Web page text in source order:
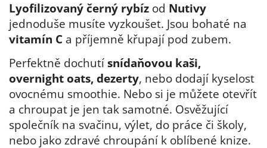
Lyofilizovaný černý rybíz od Nutivy
jednoduše musíte vyzkoušet. Jsou bohaté na
vitamín C a příjemně křupají pod zubem.
Perfektně dochutí snídaňovou kaši,
overnight oats, dezerty, nebo dodají kyselost
ovocnému smoothie. Nebo si je můžete otevřít
a chroupat je jen tak samotné. Osvěžující
společník na svačinu, výlet, do práce či školy,
nebo jako zdravé chroupání k oblíbené knize.